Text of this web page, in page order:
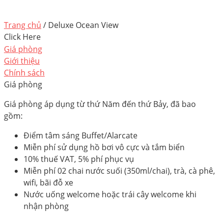
Trang chủ / Deluxe Ocean View
Click Here
Giá phòng
Giới thiệu
Chính sách
Giá phòng
Giá phòng áp dụng từ thứ Năm đến thứ Bảy, đã bao
gồm:
Điểm tâm sáng Buffet/Alarcate
Miễn phí sử dụng hồ bơi vô cực và tắm biển
10% thuế VAT, 5% phí phục vụ
Miễn phí 02 chai nước suối (350ml/chai), trà, cà phê,
wifi, bãi đỗ xe
Nước uống welcome hoặc trái cây welcome khi
nhận phòng